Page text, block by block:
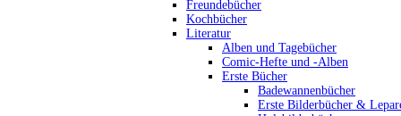
Freundebücher
Kochbücher
Literatur
Alben und Tagebücher
Comic-Hefte und -Alben
Erste Bücher
Badewannenbücher
Erste Bilderbücher &